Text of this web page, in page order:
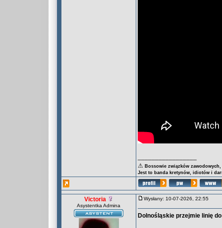
⚠ Bossowie związków
Jest to banda kretynów, idiotów i
Victoria
Asystentka Admina
Wysłany: 10-07-2026, 22:55
Dolnośląskie przejmie linię